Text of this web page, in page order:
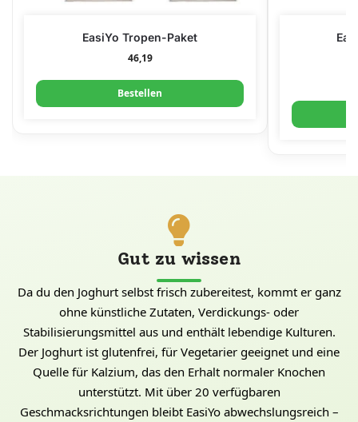
EasiYo Tropen-Paket
46,19
Bestellen
Gut zu wissen
Da du den Joghurt selbst frisch zubereitest, kommt er ganz
ohne künstliche Zutaten, Verdickungs- oder
Stabilisierungsmittel aus und enthält lebendige Kulturen.
Der Joghurt ist glutenfrei, für Vegetarier geeignet und eine
Quelle für Kalzium, das den Erhalt normaler Knochen
unterstützt. Mit über 20 verfügbaren
Geschmacksrichtungen bleibt EasiYo abwechslungsreich –